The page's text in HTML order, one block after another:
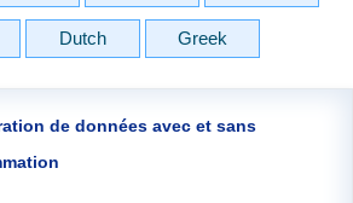
Dutch Greek
de données avec et sans